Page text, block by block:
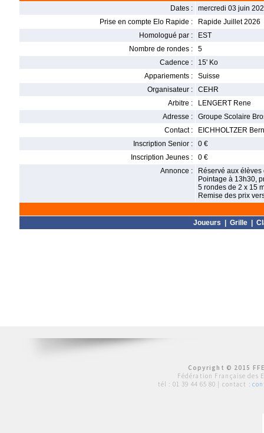
Dates :
mercredi 03 juin
Prise en compte Elo Rapide :
Rapide Juillet 2026
Homologué par :
EST
Nombre de rondes :
5
Cadence :
15' Ko
Appariements :
Suisse
Organisateur :
CEHR
Arbitre :
LENGERT Rene
Adresse :
Groupe Scolaire
Contact :
EICHHOLTZER
Inscription Senior :
0 €
Inscription Jeunes :
0 €
Annonce :
Réservé aux
Pointage à 13h30,
5 rondes de 2 x 15
Remise des prix
Joueurs Grille|
Copyright © 2015
Fédération Française des
tél : 01 39 44 65 80 | contact :